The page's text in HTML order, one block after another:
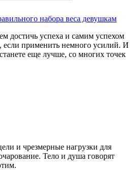
набора веса девушкам
достичь успеха и самим успехом
если применить немного усилий. И
еще лучше, со многих точек
и чрезмерные нагрузки для
Тело и душа говорят